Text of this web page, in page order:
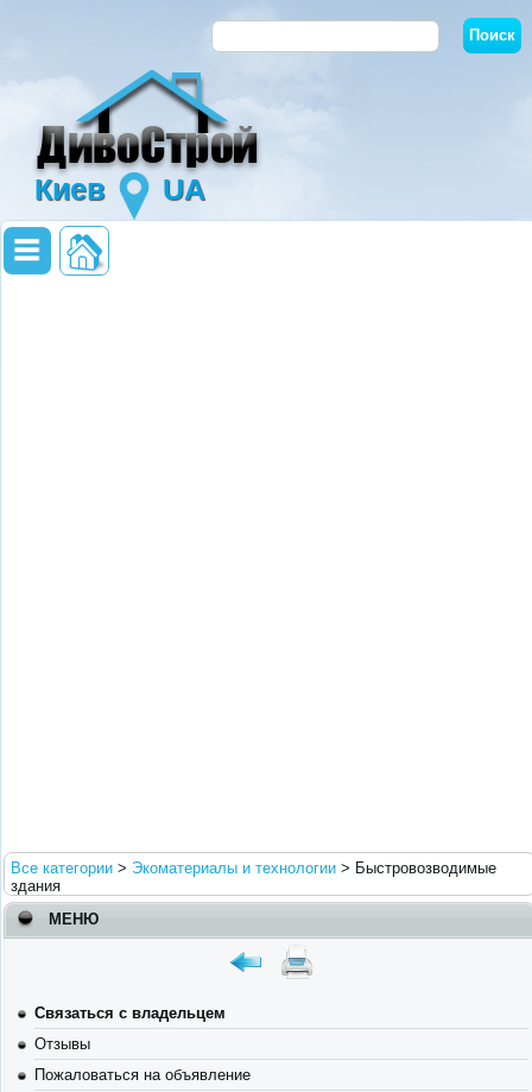
Киев UA
Все категории > Экоматериалы и технологии > Быстровозводимые
здания
МЕНЮ
Связаться с владельцем
Отзывы
Пожаловаться на объявление